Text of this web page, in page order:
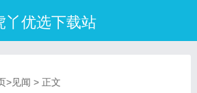
丫优选下载站
>见闻 > 正文